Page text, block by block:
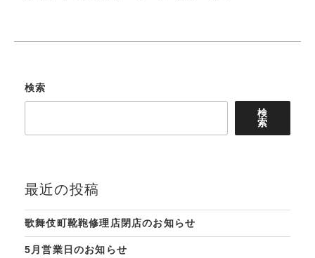
検索
検
索
最近の投稿
歌舞伎町靴鞄修理店閉店のお知らせ
5月営業日のお知らせ